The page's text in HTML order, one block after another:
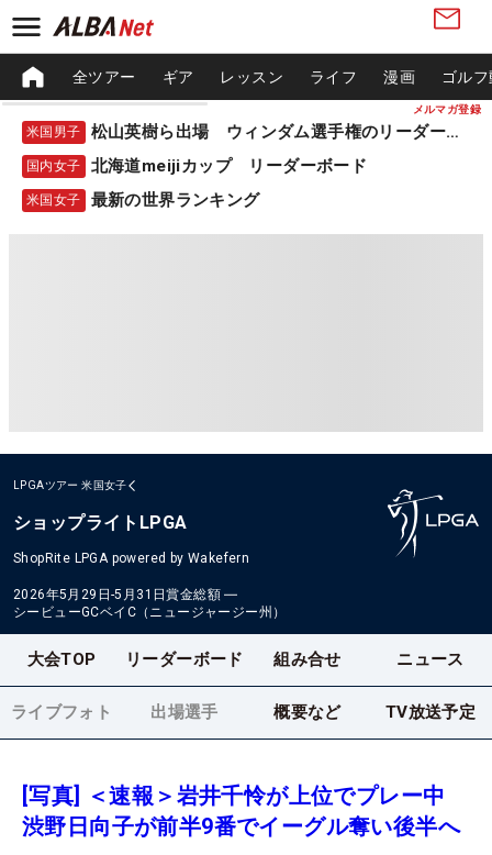
メルマガ登録
全ツアー ギア レッスン ライフ 漫画 ゴル
米国男子 松山英樹ら出場 ウィンダム選手権のリーダーボード
国内女子 北海道meijiカップ リーダーボード
米国女子 最新の世界ランキング
LPGAツアー 米国女子
ショップライトLPGA
ShopRite LPGA powered by Wakefern
2026年5月29日-5月31日賞金総額 ―
シービューGCベイC（ニュージャージー州）
大会TOP リーダーボード 組み合せ ニュース
ライブフォト 出場選手 概要など TV放送予定
[写真] ＜速報＞岩井千怜が上位でプレー中
渋野日向子が前半9番でイーグル奪い後半へ